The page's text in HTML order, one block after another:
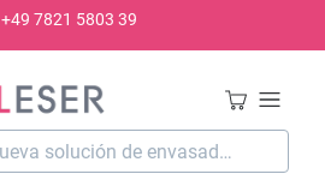
+49 7821 5803 39